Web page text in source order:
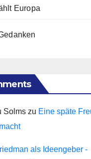
Europa
Solms zu Eine späte
als Ideengeber -